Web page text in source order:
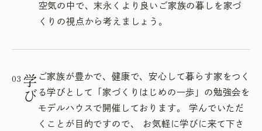
空気の中で、末永くより良いご家族の暮しを家づ
くりの視点から考えましょう。
03学びご家族が豊かで、健康で、安心して暮らす家をつく
る学びとして「家づくりはじめの一歩」の勉強会を
モデルハウスで開催しております。 学んでいただ
くことが目的ですので、 お気軽に学びに来て下さ